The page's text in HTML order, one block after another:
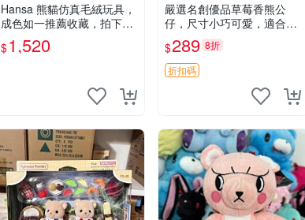
Hansa 熊貓仿真毛絨玩具，
成色如一推薦收藏，拍下無
疑心 熊貓 毛絨玩具 收藏
$1,520
嚴選名創優品草莓香熊公
仔，尺寸小巧可愛，適合收
藏賞玩 30cm 玩具 公仔 草
莓熊
$289 8折
折扣碼